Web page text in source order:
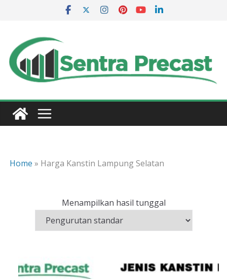
Home » Harga Kanstin Lampung Selatan
Menampilkan hasil tunggal